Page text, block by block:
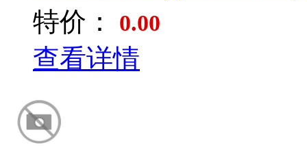
特价：
0.00
查看详情